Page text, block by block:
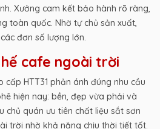
Xưởng cam kết bảo hành rõ ràng,
toàn quốc. Nhờ tự chủ sản xuất,
đơn số lượng lớn.
cafe ngoài trời
HTT31 phản ánh đúng nhu cầu
hiện nay: bền, đẹp vừa phải và
chủ quán ưu tiên chất liệu sắt sơn
trời nhờ khả năng chịu thời tiết tốt.